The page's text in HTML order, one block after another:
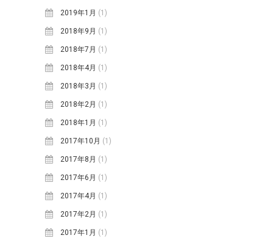
2019年1月 (1)
2018年9月 (1)
2018年7月 (1)
2018年4月 (1)
2018年3月 (1)
2018年2月 (1)
2018年1月 (1)
2017年10月 (1)
2017年8月 (1)
2017年6月 (1)
2017年4月 (1)
2017年2月 (1)
2017年1月 (1)